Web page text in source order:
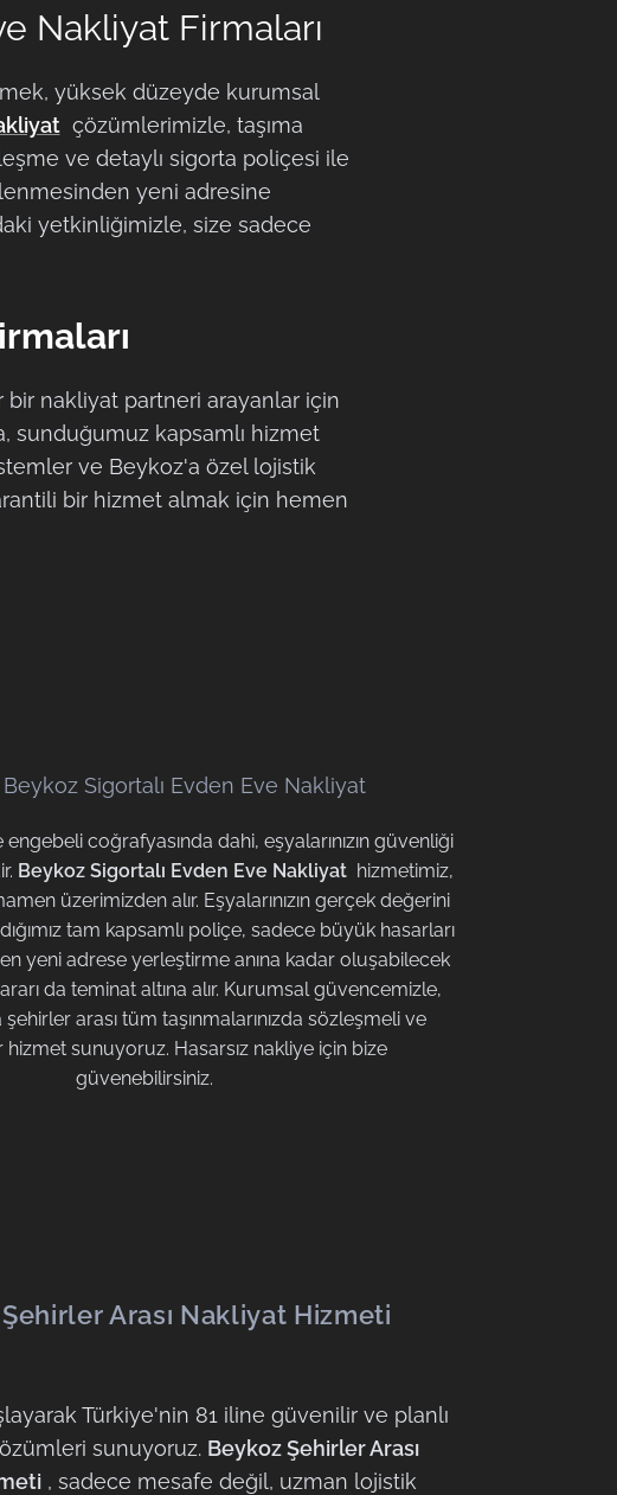
Nakliyat Firmaları
yüksek düzeyde kurumsal
çözümlerimizle, taşıma
ve detaylı sigorta poliçesi ile
yeni adresine
yetkinliğimizle, size sadece
nakliyat partneri arayanlar için
sunduğumuz kapsamlı hizmet
ve Beykoz'a özel lojistik
bir hizmet almak için hemen
Beykoz Sigortalı Evden Eve Nakliyat
coğrafyasında dahi, eşyalarınızın güvenliği
Beykoz Sigortalı Evden Eve Nakliyat hizmetimiz,
üzerimizden alır. Eşyalarınızın gerçek değerini
tam kapsamlı poliçe, sadece büyük hasarları
yeni adrese yerleştirme anına kadar oluşabilecek
da teminat altına alır. Kurumsal güvencemizle,
arası tüm taşınmalarınızda sözleşmeli ve
hizmet sunuyoruz. Hasarsız nakliye için bize
güvenebilirsiniz.
Arası Nakliyat Hizmeti
Türkiye'nin 81 iline güvenilir ve planlı
sunuyoruz. Beykoz Şehirler Arası
, sadece mesafe değil, uzman lojistik